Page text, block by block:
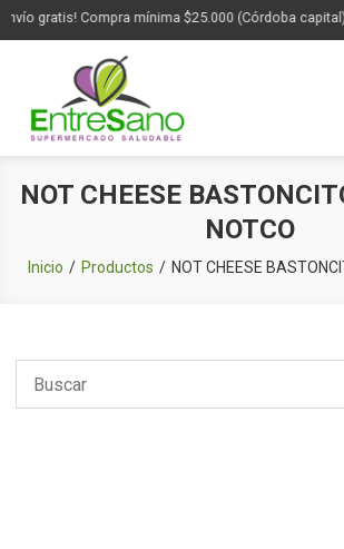
gratis! Compra mínima $25.000 (Córdoba capital)
NOT CHEESE
NOTCO
Inicio Productos NOT CHEESE